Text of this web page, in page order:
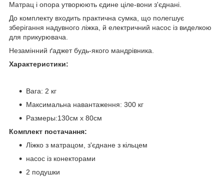
Матрац і опора утворюють єдине ціле-вони з'єднані.
До комплекту входить практична сумка, що полегшує
зберігання надувного ліжка, й електричний насос із виделкою
для прикурювача.
Незамінний ґаджет будь-якого мандрівника.
Характеристики:
Вага: 2 кг
Максимальна навантаження: 300 кг
Размеры:130см х 80см
Комплект постачання:
Ліжко з матрацом, з'єднане з кільцем
насос із конекторами
2 подушки